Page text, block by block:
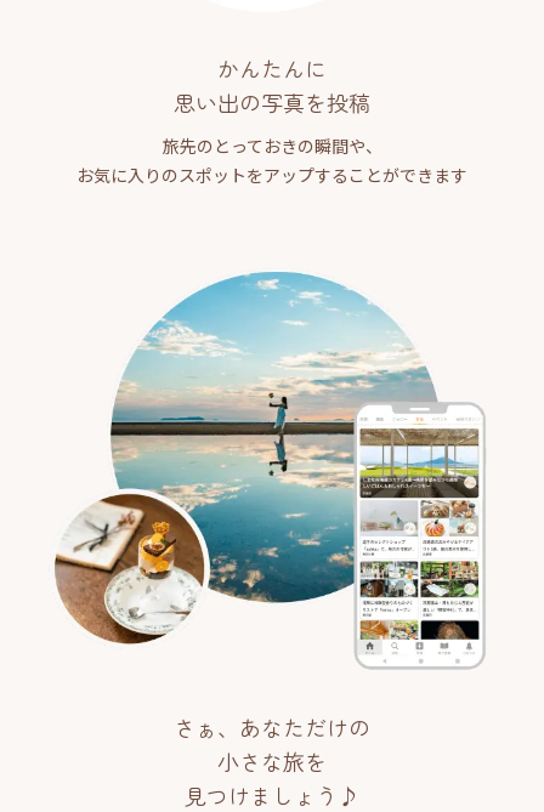
かんたんに
思い出の写真を投稿
旅先のとっておきの瞬間や、
お気に入りのスポットをアップすることができます
さぁ、あなただけの
小さな旅を
見つけましょう♪